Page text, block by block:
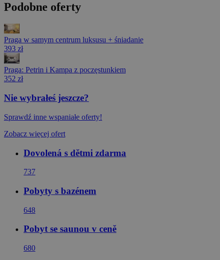
Podobne oferty
Praga w samym centrum luksusu + śniadanie
393 zł
Praga: Petrin i Kampa z poczęstunkiem
352 zł
Nie wybrałeś jeszcze?
Sprawdź inne wspaniałe oferty!
Zobacz więcej ofert
Dovolená s dětmi zdarma
737
Pobyty s bazénem
648
Pobyt se saunou v ceně
680